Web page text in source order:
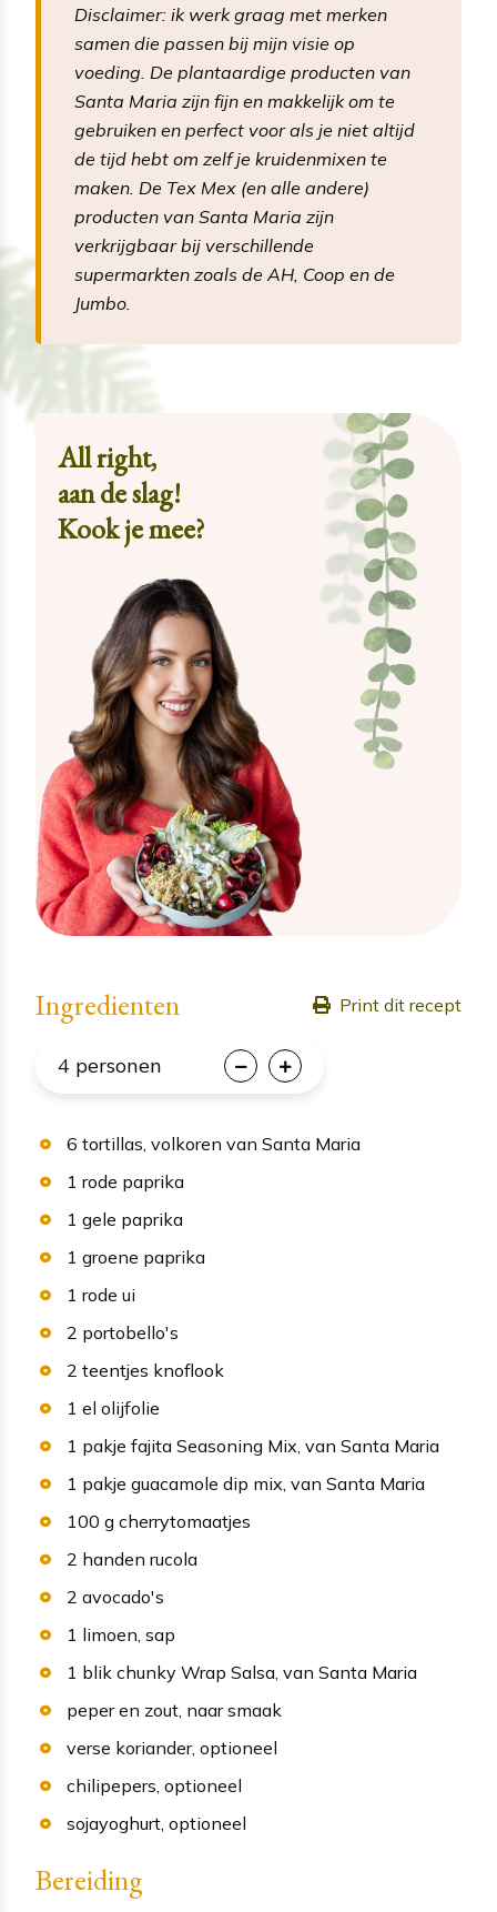
Disclaimer: ik werk graag met merken
samen die passen bij mijn visie op
voeding. De plantaardige producten van
Santa Maria zijn fijn en makkelijk om te
gebruiken en perfect voor als je niet altijd
de tijd hebt om zelf je kruidenmixen te
maken. De Tex Mex (en alle andere)
producten van Santa Maria zijn
verkrijgbaar bij verschillende
supermarkten zoals de AH, Coop en de
Jumbo.
All right,
aan de slag!
Kook je mee?
Ingredienten Print dit recept
4 personen
6 tortillas, volkoren van Santa Maria
1 rode paprika
1 gele paprika
1 groene paprika
1 rode ui
2 portobello's
2 teentjes knoflook
1 el olijfolie
1 pakje fajita Seasoning Mix, van Santa Maria
1 pakje guacamole dip mix, van Santa Maria
100 g cherrytomaatjes
2 handen rucola
2 avocado's
1 limoen, sap
1 blik chunky Wrap Salsa, van Santa Maria
peper en zout, naar smaak
verse koriander, optioneel
chilipepers, optioneel
sojayoghurt, optioneel
Bereiding